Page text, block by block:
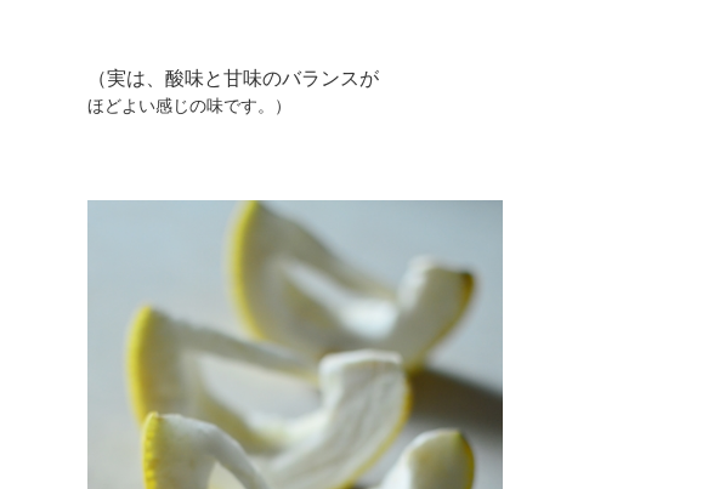
（実は、酸味と甘味のバランスが
ほどよい感じの味です。）